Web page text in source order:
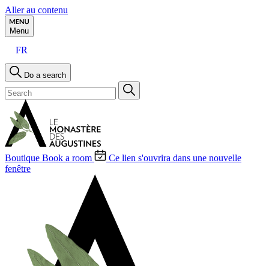
Aller au contenu
Menu
FR
Do a search
Boutique Book a room
Ce lien s'ouvrira dans une nouvelle
fenêtre